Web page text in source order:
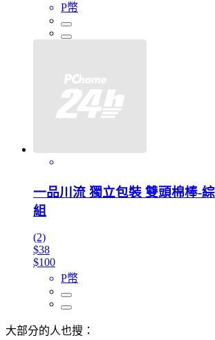
P幣
一品川流 獨立包裝 雙頭棉棒-
組
(2)
$38
$100
P幣
大部分的人也搜：